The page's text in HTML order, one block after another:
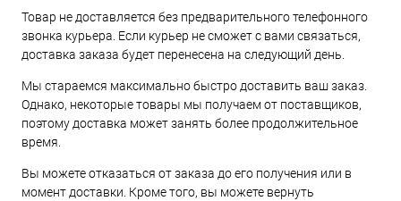
Товар не доставляется без предварительного телефонного
звонка курьера. Если курьер не сможет с вами связаться,
доставка заказа будет перенесена на следующий день.
Мы стараемся максимально быстро доставить ваш заказ.
Однако, некоторые товары мы получаем от поставщиков,
поэтому доставка может занять более продолжительное
время.
Вы можете отказаться от заказа до его получения или в
момент доставки. Кроме того, вы можете вернуть